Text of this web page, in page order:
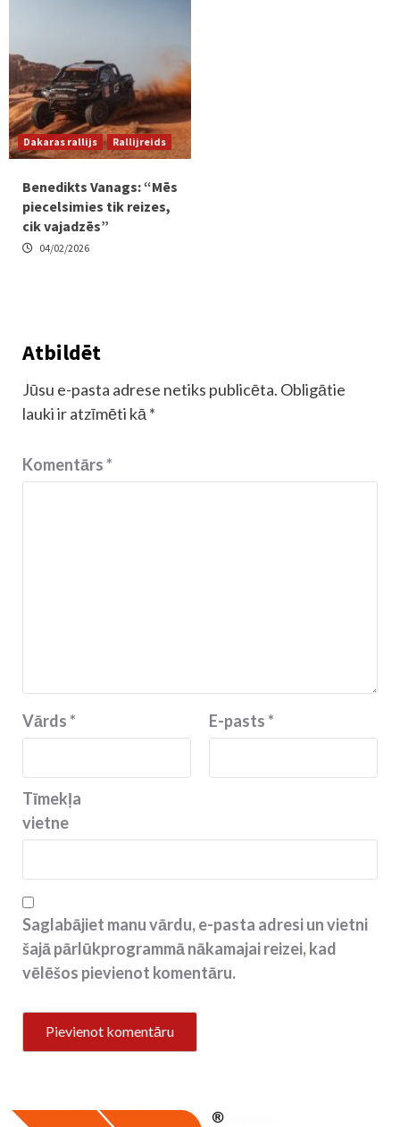
Dakaras rallijs Rallijreids
Benedikts Vanags: “Mēs
piecelsimies tik reizes,
cik vajadzēs”
04/02/2026
Atbildēt
Jūsu e-pasta adrese netiks publicēta. Obligātie
lauki ir atzīmēti kā *
Komentārs*
Vārds* E-pasts*
Tīmekļa
vietne
Saglabājiet manu vārdu, e-pasta adresi un vietni
šajā pārlūkprogrammā nākamajai reizei, kad
vēlēšos pievienot komentāru.